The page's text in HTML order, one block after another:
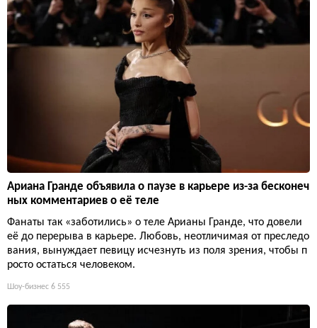
Ариана Гранде объявила о паузе в карьере из-за бесконеч
ных комментариев о её теле
Фанаты так «заботились» о теле Арианы Гранде, что довели
её до перерыва в карьере. Любовь, неотличимая от преследо
вания, вынуждает певицу исчезнуть из поля зрения, чтобы п
росто остаться человеком.
Шоу-бизнес 6 555